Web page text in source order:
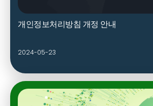
개인정보처리방침 개정 안내
2024-05-23